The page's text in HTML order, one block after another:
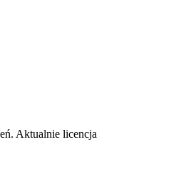
Aktualnie licencja